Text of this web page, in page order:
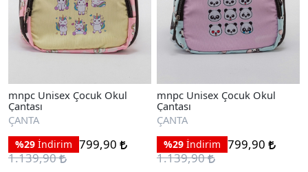
mnpc Unisex Çocuk Okul
Çantası
ÇANTA
%29 İndirim 799,90
1.139,90
mnpc Unisex Çocuk Okul
Çantası
ÇANTA
%29 İndirim 799,90
1.139,90